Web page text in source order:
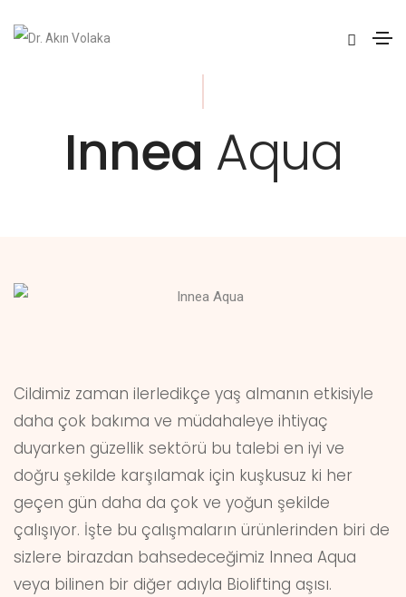
Innea Aqua
Cildimiz zaman ilerledikçe yaş almanın etkisiyle
daha çok bakıma ve müdahaleye ihtiyaç
duyarken güzellik sektörü bu talebi en iyi ve
doğru şekilde karşılamak için kuşkusuz ki her
geçen gün daha da çok ve yoğun şekilde
çalışıyor. İşte bu çalışmaların ürünlerinden biri de
sizlere birazdan bahsedeceğimiz Innea Aqua
veya bilinen bir diğer adıyla Biolifting aşısı.